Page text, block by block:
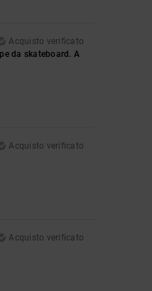
Acquisto verificato
da skateboard. A
Acquisto verificato
Acquisto verificato